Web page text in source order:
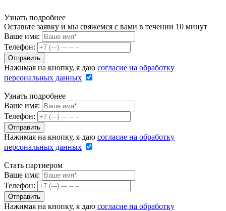
Узнать подробнее
Оставьте заявку и мы свяжемся с вами в течении 10 минут
Ваше имя:
Телефон:
Нажимая на кнопку, я даю согласие на обработку
персональных данных
Узнать подробнее
Ваше имя:
Телефон:
Нажимая на кнопку, я даю согласие на обработку
персональных данных
Стать партнером
Ваше имя:
Телефон:
Нажимая на кнопку, я даю согласие на обработку